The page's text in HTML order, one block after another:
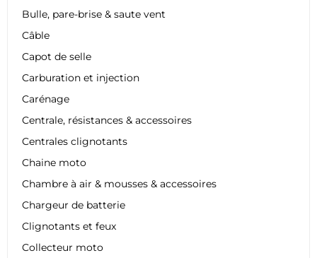
Bulle, pare-brise & saute vent
Câble
Capot de selle
Carburation et injection
Carénage
Centrale, résistances & accessoires
Centrales clignotants
Chaine moto
Chambre à air & mousses & accessoires
Chargeur de batterie
Clignotants et feux
Collecteur moto